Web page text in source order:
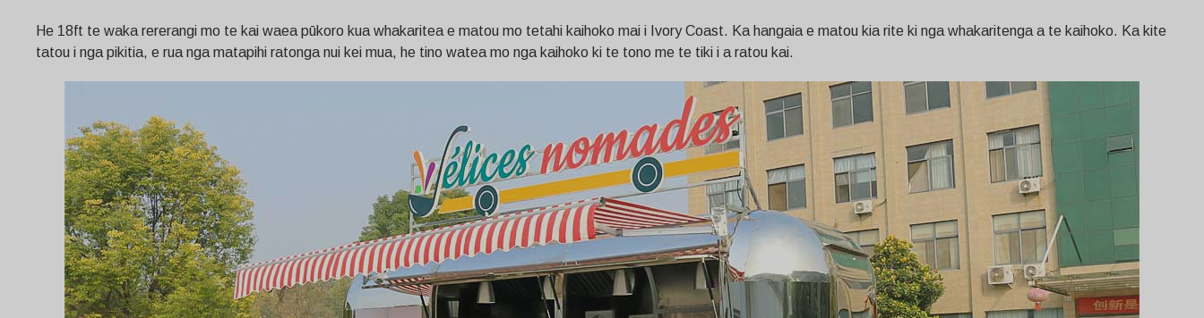
He 18ft te waka rererangi mo te kai waea pūkoro kua whakaritea e matou mo tetahi kaihoko mai i Ivory Coast. Ka hangaia e matou kia rite ki nga whakaritenga a te kaihoko. Ka kite
tatou i nga pikitia, e rua nga matapihi ratonga nui kei mua, he tino watea mo nga kaihoko ki te tono me te tiki i a ratou kai.